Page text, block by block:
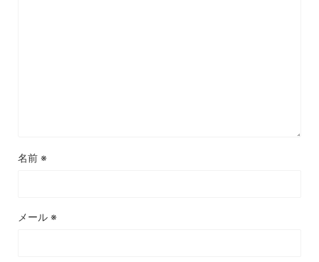
名前 ※
メール ※